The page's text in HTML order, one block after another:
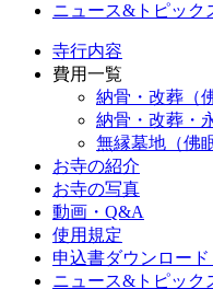
ニュース&トピック
寺行内容
費用一覧
納骨・改葬（
納骨・改葬・
無縁墓地（佛
お寺の紹介
お寺の写真
動画・Q&A
使用規定
申込書ダウンロー
ニュース&トピック